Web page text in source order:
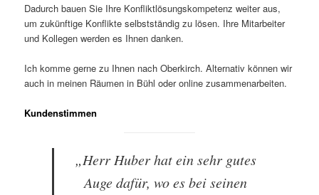
Dadurch bauen Sie Ihre Konfliktlösungskompetenz weiter aus,
um zukünftige Konflikte selbstständig zu lösen. Ihre Mitarbeiter
und Kollegen werden es Ihnen danken.
Ich komme gerne zu Ihnen nach Oberkirch. Alternativ können wir
auch in meinen Räumen in Bühl oder online zusammenarbeiten.
Kundenstimmen
„Herr Huber hat ein sehr gutes
Auge dafür, wo es bei seinen